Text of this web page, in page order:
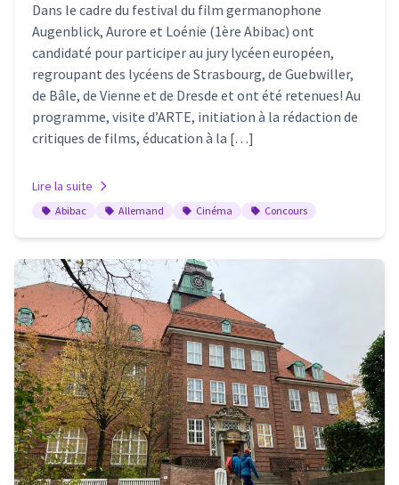
Dans le cadre du festival du film germanophone
Augenblick, Aurore et Loénie (1ère Abibac) ont
candidaté pour participer au jury lycéen européen,
regroupant des lycéens de Strasbourg, de Guebwiller,
de Bâle, de Vienne et de Dresde et ont été retenues! Au
programme, visite d’ARTE, initiation à la rédaction de
critiques de films, éducation à la […]
Lire la suite
Abibac Allemand Cinéma Concours